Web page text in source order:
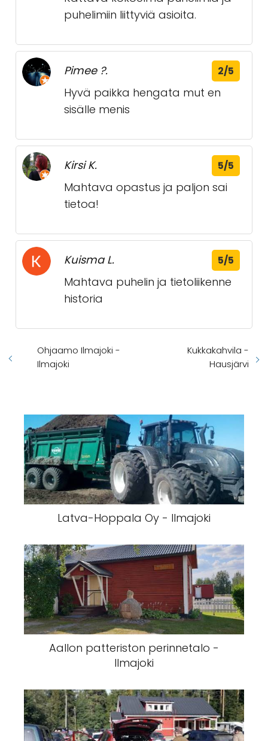
puhelimiin liittyviä asioita.
Pimee ?. 2/5
Hyvä paikka hengata mut en
sisälle menis
Kirsi K. 5/5
Mahtava opastus ja paljon sai
tietoa!
Kuisma L. 5/5
Mahtava puhelin ja tietoliikenne
historia
Ohjaamo Ilmajoki -
Ilmajoki
Kukkakahvila -
Hausjärvi
Latva-Hoppala Oy - Ilmajoki
Aallon patteriston perinnetalo -
Ilmajoki